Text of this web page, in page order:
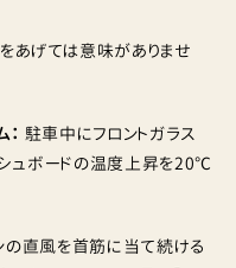
あげては意味がありませ
駐車中にフロントガラス
ュボードの温度上昇を20℃
の直風を首筋に当て続ける